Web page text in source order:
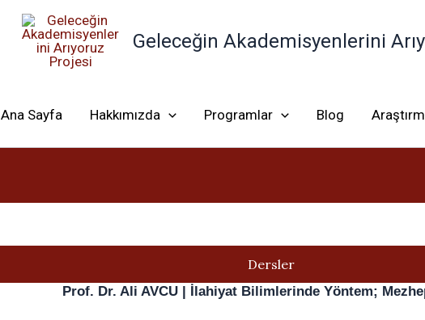
Geleceğin Akademisyenlerini
Ana Sayfa Hakkımızda Programlar Blog
Dersler
Prof. Dr. Ali AVCU | İlahiyat Bilimlerinde Yöntem;